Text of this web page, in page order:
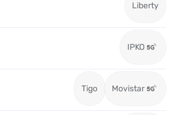
Liberty
IPKO
Tigo Movistar